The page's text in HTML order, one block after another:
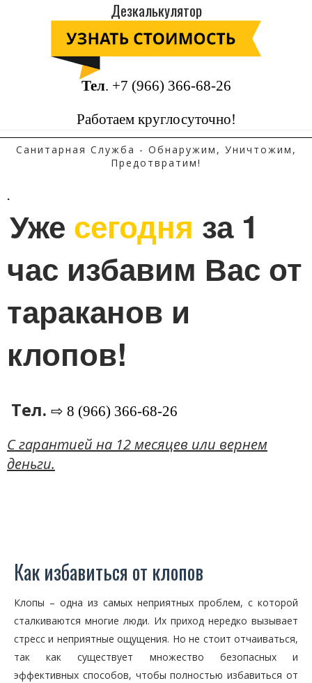
Дезкалькулятор
Тел. +7 (966) 366-68-26
Работаем круглосуточно!
Санитарная Служба - Обнаружим, Уничтожим,
Предотвратим!
.
Уже сегодня за 1
час избавим Вас от
тараканов и
клопов!
Тел. ⇨ 8 (966) 366-68-26
C гарантией на 12 месяцев или вернем
деньги.
Как избавиться от клопов
Клопы – одна из самых неприятных проблем, с которой
сталкиваются многие люди. Их приход нередко вызывает
стресс и неприятные ощущения. Но не стоит отчаиваться,
так как существует множество безопасных и
эффективных способов, чтобы полностью избавиться от